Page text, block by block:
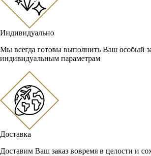
Индивидуально
Мы всегда готовы выполнить Ваш особый
индивидуальным параметрам
Доставка
Доставим Ваш заказ вовремя в целости и